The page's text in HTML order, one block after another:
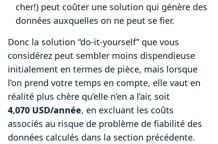
cher!) peut coûter une solution qui génère des
données auxquelles on ne peut se fier.
Donc la solution “do-it-yourself” que vous
considérez peut sembler moins dispendieuse
initialement en termes de pièce, mais lorsque
l’on prend votre temps en compte, elle vaut en
réalité plus chère qu’elle n’en a l’air, soit
4,070 USD/année, en excluant les coûts
associés au risque de problème de fiabilité des
données calculés dans la section précédente.